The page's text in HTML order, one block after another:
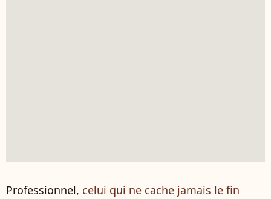
Professionnel, celui qui ne cache jamais le fin